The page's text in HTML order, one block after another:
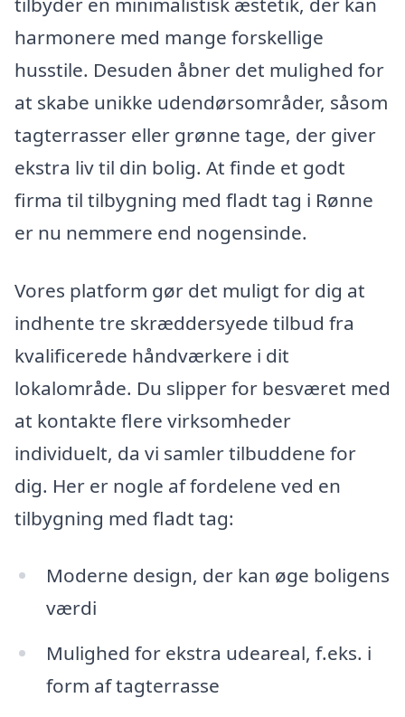
harmonere med mange forskellige
husstile. Desuden åbner det mulighed for
at skabe unikke udendørsområder, såsom
tagterrasser eller grønne tage, der giver
ekstra liv til din bolig. At finde et godt
firma til tilbygning med fladt tag i Rønne
er nu nemmere end nogensinde.
Vores platform gør det muligt for dig at
indhente tre skræddersyede tilbud fra
kvalificerede håndværkere i dit
lokalområde. Du slipper for besværet med
at kontakte flere virksomheder
individuelt, da vi samler tilbuddene for
dig. Her er nogle af fordelene ved en
tilbygning med fladt tag:
Moderne design, der kan øge boligens
værdi
Mulighed for ekstra udeareal, f.eks. i
form af tagterrasse